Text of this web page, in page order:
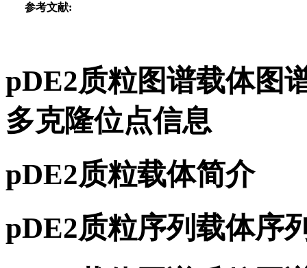
参考文献:
pDE2质粒图谱载体图
多克隆位点信息
pDE2质粒载体简介
pDE2质粒序列载体序